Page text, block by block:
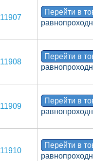
11907
Перейти в
11908
Перейти в
11909
Перейти в
11910
Перейти в